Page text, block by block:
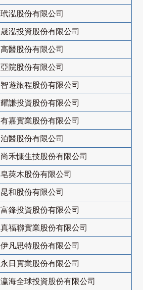
玳泓股份有限公司
晟泓投資股份有限公司
高醫股份有限公司
亞院股份有限公司
智遊旅程股份有限公司
耀謙投資股份有限公司
有嘉實業股份有限公司
泊醫股份有限公司
尚禾慷生技股份有限公司
皂莢木股份有限公司
昆和股份有限公司
富鋒投資股份有限公司
真福聯實業股份有限公司
伊凡思特股份有限公司
永日實業股份有限公司
瀛海全球投資股份有限公司